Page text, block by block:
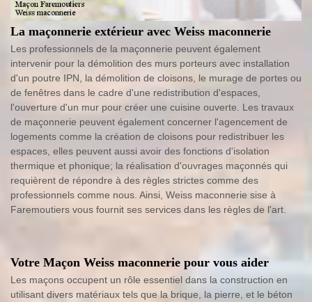
La maçonnerie extérieur avec Weiss maconnerie
Les professionnels de la maçonnerie peuvent également
intervenir pour la démolition des murs porteurs avec installation
d'un poutre IPN, la démolition de cloisons, le murage de portes ou
de fenêtres dans le cadre d'une redistribution d'espaces,
l'ouverture d'un mur pour créer une cuisine ouverte. Les travaux
de maçonnerie peuvent également concerner l'agencement de
logements comme la création de cloisons pour redistribuer les
espaces, elles peuvent aussi avoir des fonctions d'isolation
thermique et phonique; la réalisation d'ouvrages maçonnés qui
requièrent de répondre à des règles strictes comme des
professionnels comme nous. Ainsi, Weiss maconnerie sise à
Faremoutiers vous fournit ses services dans les règles de l'art.
Votre Maçon Weiss maconnerie pour vous aider
Les maçons occupent un rôle essentiel dans la construction en
utilisant divers matériaux tels que la brique, la pierre, et le béton